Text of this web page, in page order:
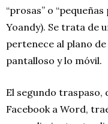
“prosas” o
Yoandy). Se trata de
pertenece al plano
pantalloso y lo móvil.
El segundo traspaso,
Facebook a Word,